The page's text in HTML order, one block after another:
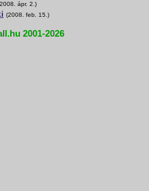
ápr. 2.)
(2008. feb. 15.)
2001-2026